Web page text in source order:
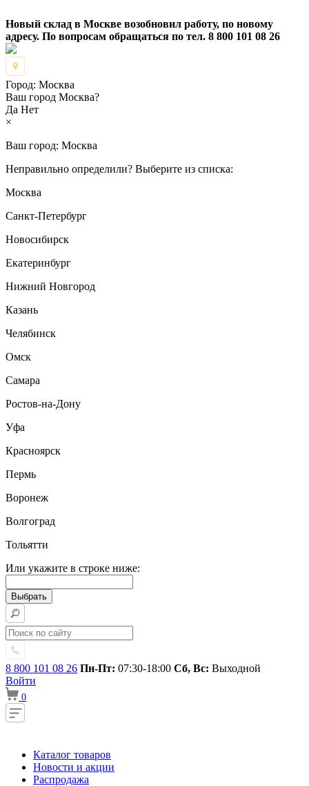
Новый склад в Москве возобновил работу, по новому
адресу. По вопросам обращаться по тел. 8 800 101 08 26
Город: Москва
Ваш город Москва?
Да Нет
×
Ваш город: Москва
Неправильно определили? Выберите из списка:
Москва
Санкт-Петербург
Новосибирск
Екатеринбург
Нижний Новгород
Казань
Челябинск
Омск
Самара
Ростов-на-Дону
Уфа
Красноярск
Пермь
Воронеж
Волгоград
Тольятти
Или укажите в строке ниже:
8 800 101 08 26 Пн-Пт: 07:30-18:00 Сб, Вс: Выходной
Войти
0
Каталог товаров
Новости и акции
Распродажа